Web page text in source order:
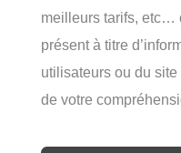
meilleurs tarifs, etc…
présent à titre
utilisateurs ou du
de votre